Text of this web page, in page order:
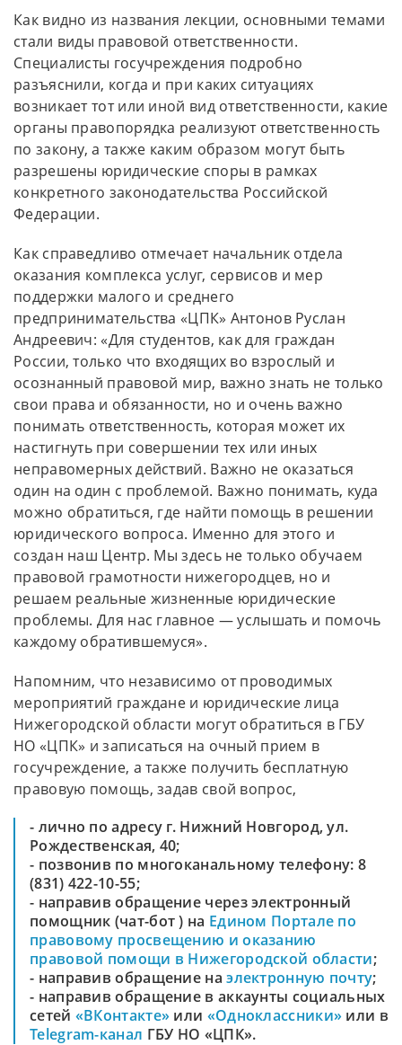
Как видно из названия лекции, основными темами
стали виды правовой ответственности.
Специалисты госучреждения подробно
разъяснили, когда и при каких ситуациях
возникает тот или иной вид ответственности, какие
органы правопорядка реализуют ответственность
по закону, а также каким образом могут быть
разрешены юридические споры в рамках
конкретного законодательства Российской
Федерации.
Как справедливо отмечает начальник отдела
оказания комплекса услуг, сервисов и мер
поддержки малого и среднего
предпринимательства «ЦПК» Антонов Руслан
Андреевич: «Для студентов, как для граждан
России, только что входящих во взрослый и
осознанный правовой мир, важно знать не только
свои права и обязанности, но и очень важно
понимать ответственность, которая может их
настигнуть при совершении тех или иных
неправомерных действий. Важно не оказаться
один на один с проблемой. Важно понимать, куда
можно обратиться, где найти помощь в решении
юридического вопроса. Именно для этого и
создан наш Центр. Мы здесь не только обучаем
правовой грамотности нижегородцев, но и
решаем реальные жизненные юридические
проблемы. Для нас главное — услышать и помочь
каждому обратившемуся».
Напомним, что независимо от проводимых
мероприятий граждане и юридические лица
Нижегородской области могут обратиться в ГБУ
НО «ЦПК» и записаться на очный прием в
госучреждение, а также получить бесплатную
правовую помощь, задав свой вопрос,
- лично по адресу г. Нижний Новгород, ул.
Рождественская, 40;
- позвонив по многоканальному телефону: 8
(831) 422-10-55;
- направив обращение через электронный
помощник (чат-бот ) на Едином Портале по
правовому просвещению и оказанию
правовой помощи в Нижегородской области;
- направив обращение наэлектронную почту;
- направив обращение в аккаунты социальных
сетей «ВКонтакте» или «Одноклассники» или в
Telegram-канал ГБУ НО «ЦПК».